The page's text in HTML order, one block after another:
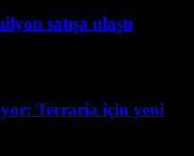
satışa ulaştı
Terraria için yeni